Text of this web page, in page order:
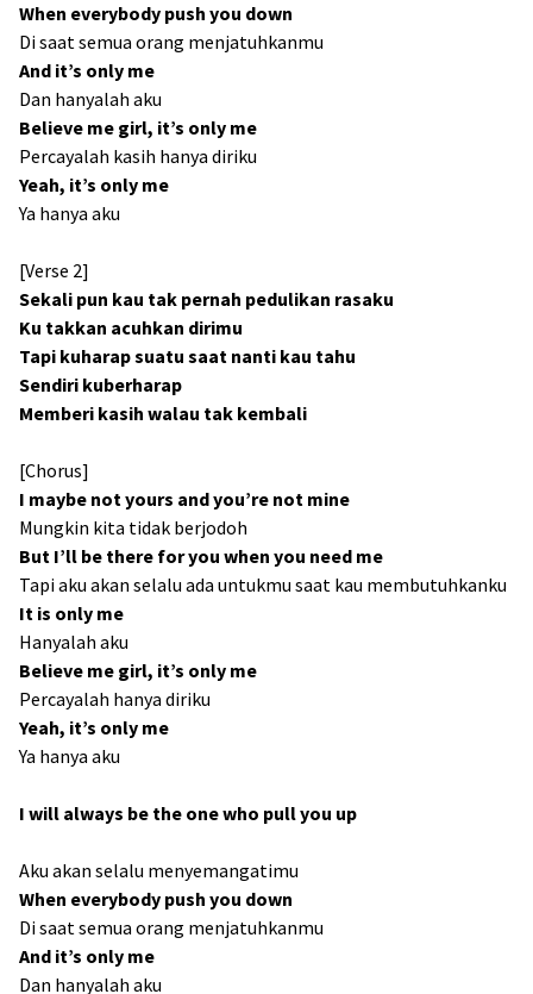
When everybody push you down
Di saat semua orang menjatuhkanmu
And it’s only me
Dan hanyalah aku
Believe me girl, it’s only me
Percayalah kasih hanya diriku
Yeah, it’s only me
Ya hanya aku
[Verse 2]
Sekali pun kau tak pernah pedulikan rasaku
Ku takkan acuhkan dirimu
Tapi kuharap suatu saat nanti kau tahu
Sendiri kuberharap
Memberi kasih walau tak kembali
[Chorus]
I maybe not yours and you’re not mine
Mungkin kita tidak berjodoh
But I’ll be there for you when you need me
Tapi aku akan selalu ada untukmu saat kau membutuhkanku
It is only me
Hanyalah aku
Believe me girl, it’s only me
Percayalah hanya diriku
Yeah, it’s only me
Ya hanya aku
I will always be the one who pull you up
Aku akan selalu menyemangatimu
When everybody push you down
Di saat semua orang menjatuhkanmu
And it’s only me
Dan hanyalah aku